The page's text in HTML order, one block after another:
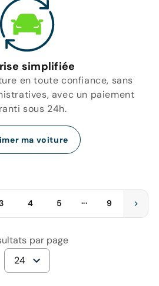
simplifiée
en toute confiance, sans
avec un paiement
sous 24h.
ma voiture
4 5 ... 9
par page
24